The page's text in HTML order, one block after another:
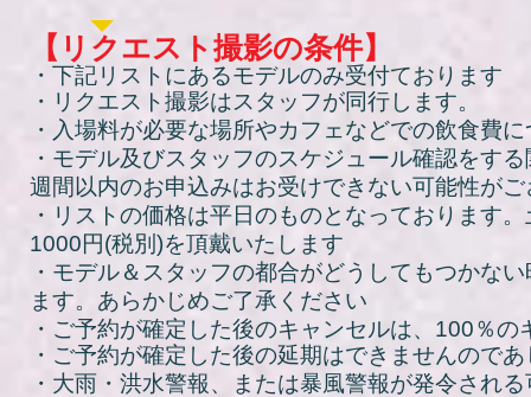
【リクエスト撮影の条件】
・下記リストにあるモデルのみ受付ております
・リクエスト撮影はスタッフが同行します。
・入場料が必要な場所やカフェなどでの飲食費
・モデル及びスタッフのスケジュール確認をす
週間以内のお申込みはお受けできない可能性が
・リストの価格は平日のものとなっております
1000円(税別)を頂戴いたします
・モデル＆スタッフの都合がどうしてもつかな
ます。あらかじめご了承ください
・ご予約が確定した後のキャンセルは、100％
・ご予約が確定した後の延期はできませんので
・ 大雨・洪水警報、または暴風警報が発令され